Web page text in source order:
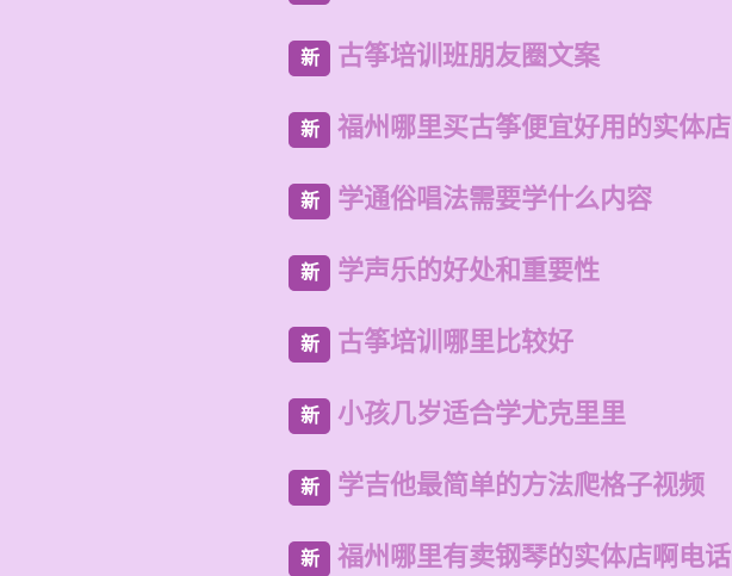
新 古筝培训班朋友圈文案
新 福州哪里买古筝便宜好用的实体店
新 学通俗唱法需要学什么内容
新 学声乐的好处和重要性
新 古筝培训哪里比较好
新 小孩几岁适合学尤克里里
新 学吉他最简单的方法爬格子视频
新 福州哪里有卖钢琴的实体店啊电话